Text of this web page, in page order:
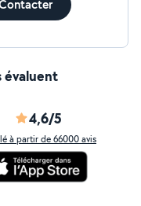
évaluent
4,6/5
à partir de 66000 avis